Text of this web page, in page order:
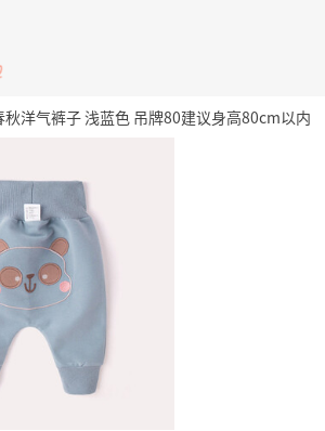
洋气裤子 浅蓝色 吊牌80建议身高80cm以内